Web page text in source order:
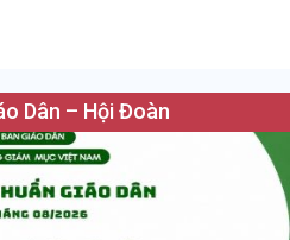
Dân – Hội Đoàn